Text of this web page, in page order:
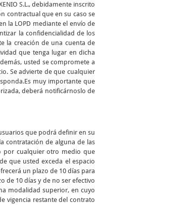
S.L., debidamente inscrito
contractual que en su caso se
la LOPD mediante el envío de
la confidencialidad de los
la creación de una cuenta de
que tenga lugar en dicha
usted se compromete a
Se advierte de que cualquier
muy importante que
deberá notificárnoslo de
que podrá definir en su
contratación de alguna de las
por cualquier otro medio que
que usted exceda el espacio
un plazo de 10 días para
de 10 días y de no ser efectivo
modalidad superior, en cuyo
vigencia restante del contrato